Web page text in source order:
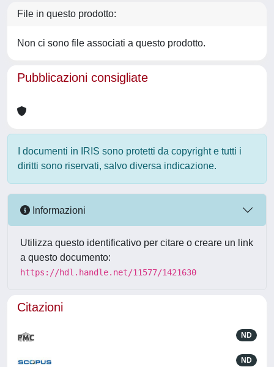
File in questo prodotto:
Non ci sono file associati a questo prodotto.
Pubblicazioni consigliate
I documenti in IRIS sono protetti da copyright e tutti i
diritti sono riservati, salvo diversa indicazione.
Informazioni
Utilizza questo identificativo per citare o creare un link
a questo documento:
https://hdl.handle.net/11577/1421630
Citazioni
ND
ND